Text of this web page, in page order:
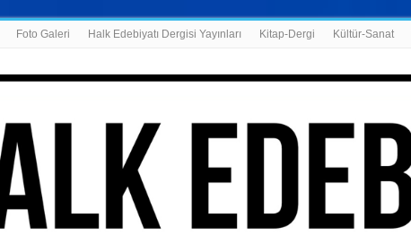
Foto Galeri Halk Edebiyatı Dergisi Yayınları Kitap-Dergi Kültür-Sanat